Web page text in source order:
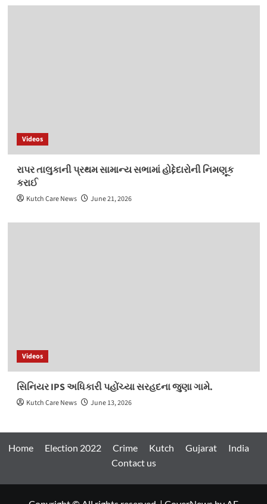
Videos
રાપર તાલુકાની પ્રથમ સામાન્ય સભામાં હોદ્દેદારોની નિમણૂક
કરાઈ
Kutch Care News June 21, 2026
Videos
સિનિયર IPS અધિકારી પહોંચ્યા સરહદના જુણા ગામે.
Kutch Care News June 13, 2026
Home Election 2022 Crime Kutch Gujarat
India
Contact us